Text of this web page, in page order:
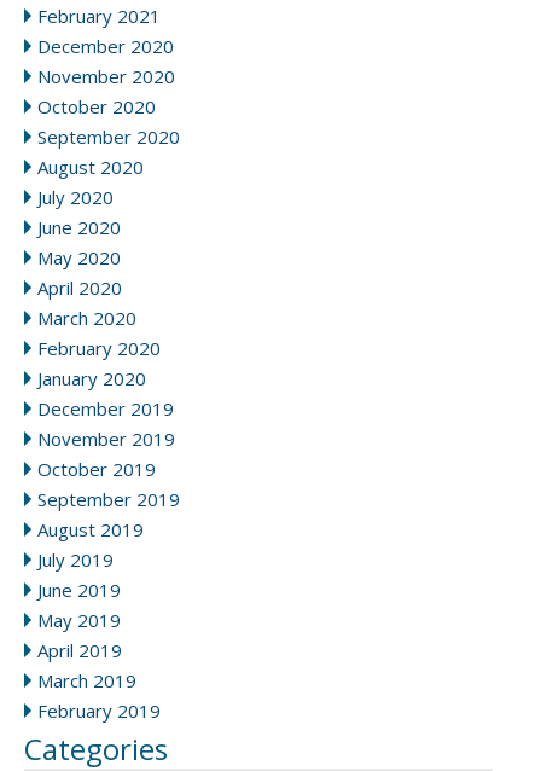
February 2021
December 2020
November 2020
October 2020
September 2020
August 2020
July 2020
June 2020
May 2020
April 2020
March 2020
February 2020
January 2020
December 2019
November 2019
October 2019
September 2019
August 2019
July 2019
June 2019
May 2019
April 2019
March 2019
February 2019
Categories